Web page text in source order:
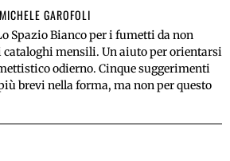
MICHELE GAROFOLI
Spazio Bianco per i fumetti da non
cataloghi mensili. Un aiuto per orientarsi
odierno. Cinque suggerimenti
brevi nella forma, ma non per questo